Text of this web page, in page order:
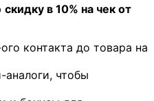
скидку в 10% на чек от
контакта до товара на
чтобы